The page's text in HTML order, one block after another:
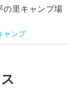
の里キャンプ場
ャンプ